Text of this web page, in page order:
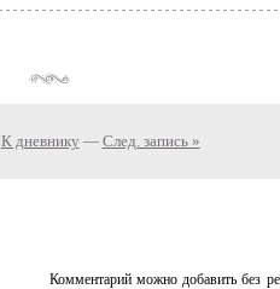
К дневнику — След. запись »
Комментарий можно добавить без